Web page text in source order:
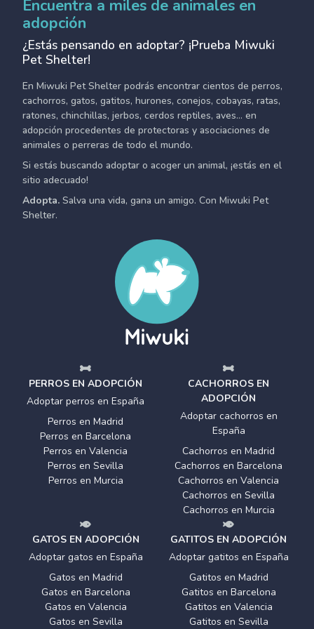
Encuentra a miles de animales en
adopción
¿Estás pensando en adoptar? ¡Prueba Miwuki
Pet Shelter!
En Miwuki Pet Shelter podrás encontrar cientos de perros,
cachorros, gatos, gatitos, hurones, conejos, cobayas, ratas,
ratones, chinchillas, jerbos, cerdos reptiles, aves... en
adopción procedentes de protectoras y asociaciones de
animales o perreras de todo el mundo.
Si estás buscando adoptar o acoger un animal, ¡estás en el
sitio adecuado!
Adopta. Salva una vida, gana un amigo. Con Miwuki Pet
Shelter.
PERROS EN ADOPCIÓN
Adoptar perros en España
Perros en Madrid
Perros en Barcelona
Perros en Valencia
Perros en Sevilla
Perros en Murcia
CACHORROS EN
ADOPCIÓN
Adoptar cachorros en
España
Cachorros en Madrid
Cachorros en Barcelona
Cachorros en Valencia
Cachorros en Sevilla
Cachorros en Murcia
GATOS EN ADOPCIÓN
Adoptar gatos en España
Gatos en Madrid
Gatos en Barcelona
Gatos en Valencia
Gatos en Sevilla
GATITOS EN ADOPCIÓN
Adoptar gatitos en España
Gatitos en Madrid
Gatitos en Barcelona
Gatitos en Valencia
Gatitos en Sevilla